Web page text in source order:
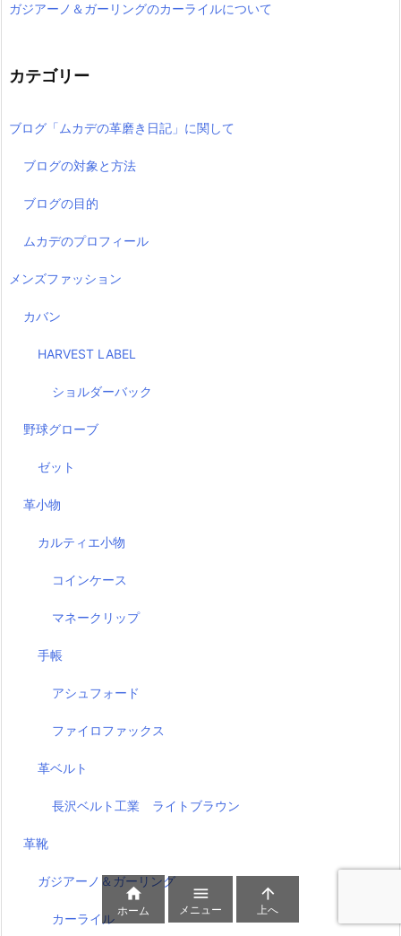
ガジアーノ＆ガーリングのカーライルについて
カテゴリー
ブログ「ムカデの革磨き日記」に関して
ブログの対象と方法
ブログの目的
ムカデのプロフィール
メンズファッション
カバン
HARVEST LABEL
ショルダーバック
野球グローブ
ゼット
革小物
カルティエ小物
コインケース
マネークリップ
手帳
アシュフォード
ファイロファックス
革ベルト
長沢ベルト工業 ライトブラウン
革靴
ガジアーノ＆ガーリング
カーライル

ホーム

メニュー

上へ